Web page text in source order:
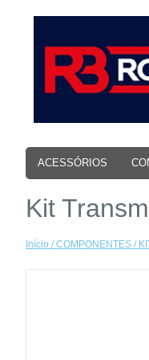
ACESSÓRIOS
Kit
Início /COMPONENTES /